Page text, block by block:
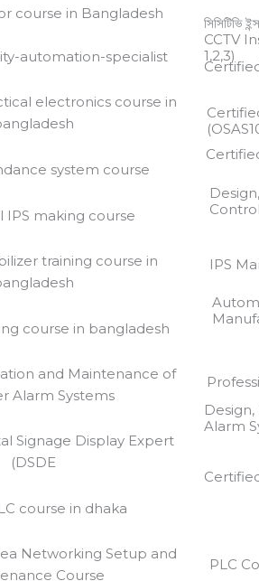
সিসিটিভি
CCTV
1,2,3)
IPS
Alarm
PLC